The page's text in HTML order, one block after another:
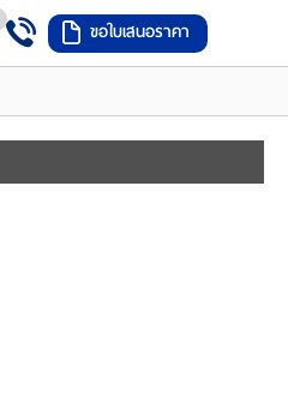
ขอใบเสนอราคา